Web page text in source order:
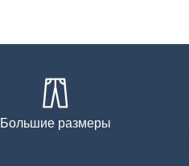
Большие размеры